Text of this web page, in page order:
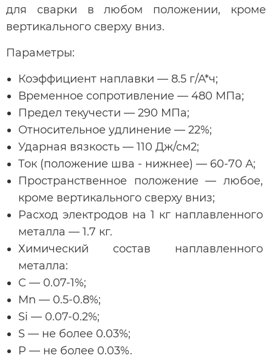
для сварки в любом положении, кроме
вертикального сверху вниз.
Параметры:
Коэффициент наплавки — 8.5 г/А*ч;
Временное сопротивление — 480 МПа;
Предел текучести — 290 МПа;
Относительное удлинение — 22%;
Ударная вязкость — 110 Дж/см2;
Ток (положение шва - нижнее) — 60-70 А;
Пространственное положение — любое,
кроме вертикального сверху вниз;
Расход электродов на 1 кг наплавленного
металла — 1.7 кг.
Химический состав наплавленного
металла:
С — 0.07-1%;
Mn — 0.5-0.8%;
Si — 0.07-0.2%;
S — не более 0.03%;
P — не более 0.03%.